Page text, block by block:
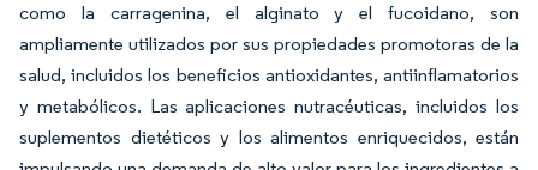
como la carragenina, el alginato y el fucoidano, son
ampliamente utilizados por sus propiedades promotoras de la
salud, incluidos los beneficios antioxidantes, antiinflamatorios
y metabólicos. Las aplicaciones nutracéuticas, incluidos los
suplementos dietéticos y los alimentos enriquecidos, están